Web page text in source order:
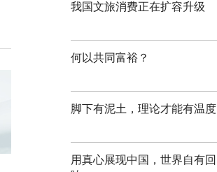
我国文旅消费正在扩容升级
何以共同富裕？
脚下有泥土，理论才能有温度
用真心展现中国，世界自有回